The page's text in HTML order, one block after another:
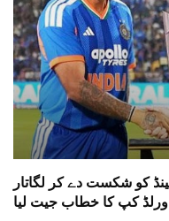
کو شکست دے کر لگاتار